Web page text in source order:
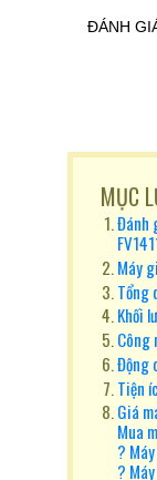
ĐÁNH
MỤC
Đánh
Máy
Tổng
Khối
Công
Động
Tiện
Giá
Mua
?
?